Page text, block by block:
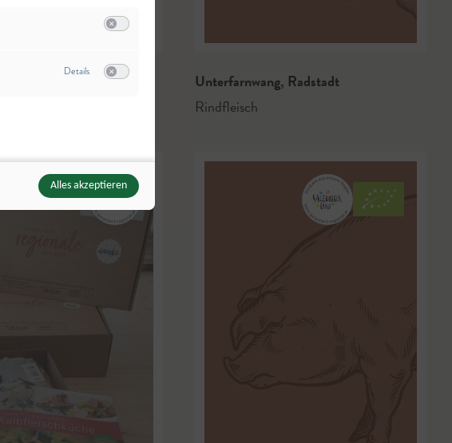
Unterfarnwang, Radstadt
Rindfleisch
Detailszu Meta Pixel
Switch zum Einwilligen bzw. Ablehnen des Dienstes Meta Pixel
Alles akzeptieren